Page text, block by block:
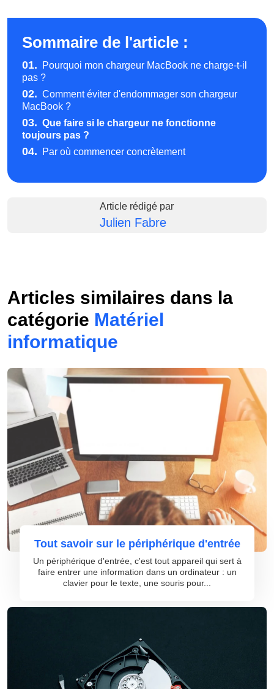
Sommaire de l'article :
01.
Pourquoi mon chargeur MacBook ne charge-t-il
pas ?
02. Comment éviter d'endommager son chargeur
MacBook ?
03. Que faire si le chargeur ne fonctionne
toujours pas ?
04. Par où commencer concrètement
Article rédigé par
Julien Fabre
Articles similaires dans la
catégorie Matériel
informatique
Tout savoir sur le périphérique d'entrée
Un périphérique d'entrée, c'est tout appareil qui sert à
faire entrer une information dans un ordinateur : un
clavier pour le texte, une souris pour...